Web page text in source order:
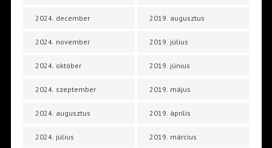
2024. december
2024. november
2024. október
2024. szeptember
2024. augusztus
2024. július
2019. augusztus
2019. július
2019. június
2019. május
2019. április
2019. március